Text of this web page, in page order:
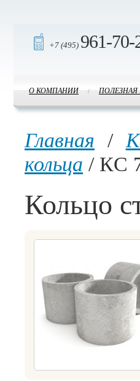
+7 (495) 961-70-
О КОМПАНИИ /
Главная /
кольца / КC
Кольцо